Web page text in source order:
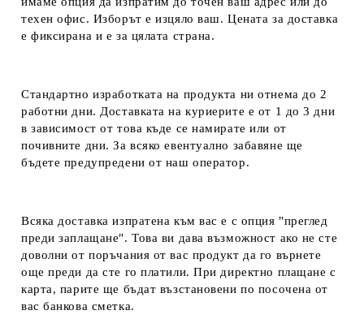
техен офис. Изборът е изцяло ваш. Цената за доставка
е фиксирана и е за цялата страна.
Стандартно изработката на продукта ни отнема до 2
работни дни. Доставката на куриерите е от 1 до 3 дни
в зависимост от това къде се намирате или от
почивните дни. За всяко евентуално забавяне ще
бъдете предупредени от наш оператор.
Всяка доставка изпратена към вас е с опция "преглед
преди заплащане". Това ви дава възможност ако не сте
доволни от поръчания от вас продукт да го върнете
още преди да сте го платили. При директно плащане с
карта, парите ще бъдат възстановени по посочена от
вас банкова сметка.